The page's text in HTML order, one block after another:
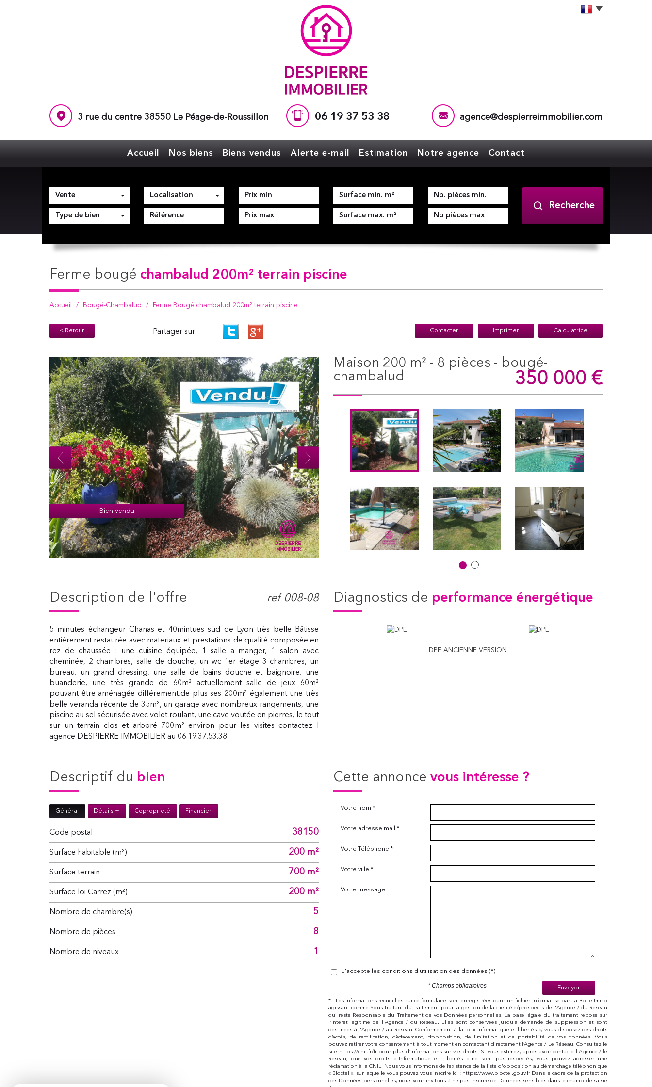
3 rue du centre 38550 Le Péage-de-Roussillon 06 19 37 53 38 agence@despierreimmobilier.com
Accueil Nos biens Biens vendus Alerte e-mail Estimation Notre agence Contact
Vente
Type de bien
Localisation
Recherche
ferme bougé chambalud 200m² terrain piscine
Accueil Bougé-Chambalud Ferme Bougé chambalud 200m² terrain piscine
< Retour Partager sur Contacter Imprimer Calculatrice
Bien vendu
maison 200 m² - 8 pièces - bougé-
chambalud
350 000 €
description de l'offre ref 008-08
5 minutes échangeur Chanas et 40mintues sud de Lyon très belle Bâtisse
entièrement restaurée avec materiaux et prestations de qualité composée en
rez de chaussée : une cuisine équipée, 1 salle a manger, 1 salon avec
cheminée, 2 chambres, salle de douche, un wc 1er étage 3 chambres, un
bureau, un grand dressing, une salle de bains douche et baignoire, une
buanderie, une très grande de 60m² actuellement salle de jeux 60m²
pouvant être aménagée différement,de plus ses 200m² également une très
belle veranda récente de 35m², un garage avec nombreux rangements, une
piscine au sel sécurisée avec volet roulant, une cave voutée en pierres, le tout
sur un terrain clos et arboré 700m² environ pour les visites contactez l
agence DESPIERRE IMMOBILIER au 06.19.37.53.38
diagnostics de performance énergétique
DPE ANCIENNE VERSION
descriptif du bien
Général Détails + Copropriété Financier
Code postal 38150
Surface habitable (m²) 200 m²
surface terrain 700 m²
Surface loi Carrez (m²) 200 m²
Nombre de chambre(s) 5
Nombre de pièces 8
Nombre de niveaux 1
cette annonce vous intéresse ?
Votre nom *
Votre adresse mail *
Votre Téléphone *
Votre ville *
Votre message
J'accepte les conditions d'utilisation des données (*)
Envoyer
* Champs obligatoires
* : Les informations recueillies sur ce formulaire sont enregistrées dans un fichier informatisé par La Boite Immo
agissant comme Sous-traitant du traitement pour la gestion de la clientèle/prospects de l'Agence / du Réseau
qui reste Responsable du Traitement de vos Données personnelles. La base légale du traitement repose sur
l'intérêt légitime de l'Agence / du Réseau. Elles sont conservées jusqu'à demande de suppression et sont
destinées à l'Agence / au Réseau. Conformément à la loi « informatique et libertés », vous disposez des droits
d’accès, de rectification, d’effacement, d’opposition, de limitation et de portabilité de vos données. Vous
pouvez retirer votre consentement à tout moment en contactant directement l’Agence / Le Réseau. Consultez le
site https://cnil.fr/fr pour plus d’informations sur vos droits. Si vous estimez, après avoir contacté l'Agence / le
Réseau, que vos droits « Informatique et Libertés » ne sont pas respectés, vous pouvez adresser une
réclamation à la CNIL. Nous vous informons de l’existence de la liste d'opposition au démarchage téléphonique
« Bloctel », sur laquelle vous pouvez vous inscrire ici : https://www.bloctel.gouv.fr Dans le cadre de la protection
des Données personnelles, nous vous invitons à ne pas inscrire de Données sensibles dans le champ de saisie